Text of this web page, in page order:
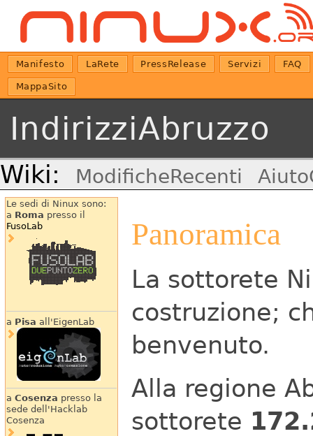
Manifesto LaRete PressRelease Servizi FAQ
MappaSito
IndirizziAbruzzo
Wiki: ModificheRecenti
Le sedi di Ninux sono:
a Roma presso il
FusoLab
a Pisa all'EigenLab
a Cosenza presso la
sede dell'Hacklab
Cosenza
Panoramica
La sottorete
costruzione;
benvenuto.
Alla regione
sottorete